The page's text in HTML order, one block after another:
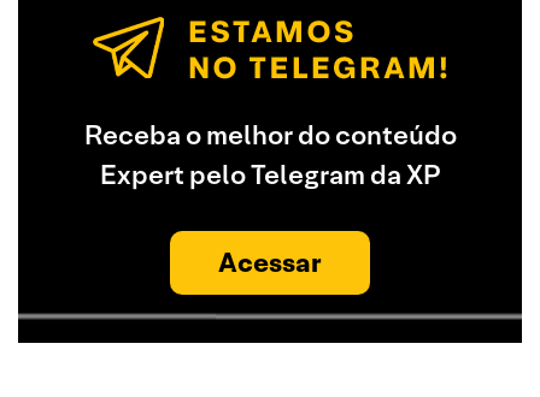
Receba o melhor do conteúdo
Expert pelo Telegram da XP
Acessar